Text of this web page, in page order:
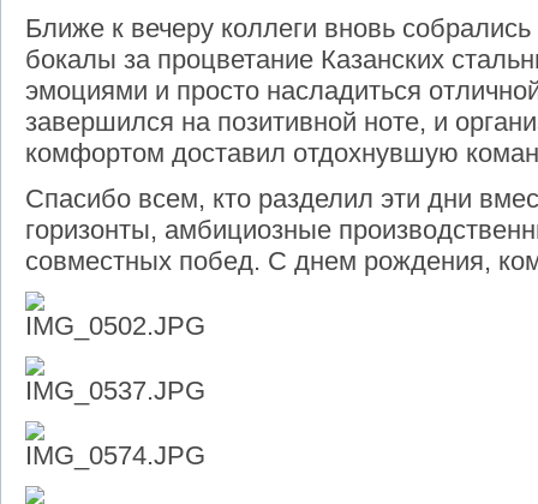
Ближе к вечеру коллеги вновь
бокалы за процветание Казанских
эмоциями и просто насладиться
завершился на позитивной ноте, и
комфортом доставил отдохнувшую
Спасибо всем, кто разделил эти дни
горизонты, амбициозные
совместных побед. С днем рождения,